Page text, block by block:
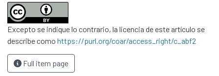
Excepto se indique lo contrario, la licencia de este artículo se
describe como https://purl.org/coar/access_right/c_abf2
Full item page